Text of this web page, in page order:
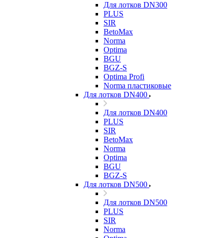
Для лотков DN300
PLUS
SIR
BetoMax
Norma
Optima
BGU
BGZ-S
Optima Profi
Norma пластиковые
Для лотков DN400
Для лотков DN400
PLUS
SIR
BetoMax
Norma
Optima
BGU
BGZ-S
Для лотков DN500
Для лотков DN500
PLUS
SIR
Norma